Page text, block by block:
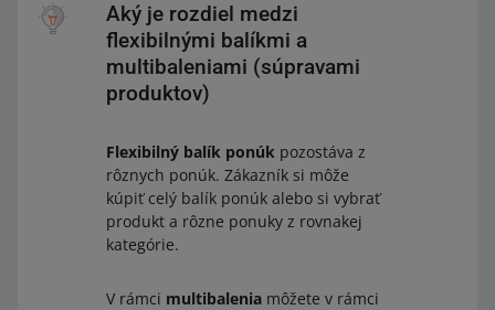
Aký je rozdiel medzi
flexibilnými balíkmi a
multibaleniami (súpravami
produktov)
Flexibilný balík ponúk pozostáva z
rôznych ponúk. Zákazník si môže
kúpiť celý balík ponúk alebo si vybrať
produkt a rôzne ponuky z rovnakej
kategórie.
V rámci multibalenia môžete v rámci